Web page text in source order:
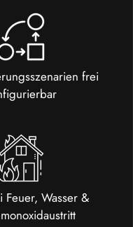
frei
Feuer, Wasser &